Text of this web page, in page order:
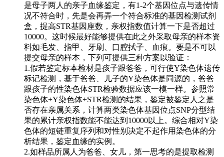
是母子两人的亲子血缘鉴定，有1-2个基因位点与遗传情
况不符合时，先是会再弄一个符合标准的基因检测试剂
盒，提高STR基因座数，亲权指数值计算一下是否超过
10000。这时候最好能够提供在此之外采取母亲的样本资
料如毛发、指甲、牙刷、口腔拭子、血痕。要是不可以
提交母亲的样本，下列可提供三种方案以验证：
1.假若鉴定标本检材是孩子跟爸爸，可行使Y染色体遗传
标记检测，基于爸爸、儿子的Y染色体是同源的，爸爸
跟孩子的性染色体STR检验数据应该一模一样。参照常
染色体+Y染色体+STR检测的结果，鉴定被鉴定人之是
否存在亲属关系，计算两类染色体基因位点SNP分型结
果的累计亲权指数能不能达到10000以上。综合相对Y染
色体的短链重复序列和对性别决定不起作用染色体的分
析结果，鉴定血缘的实例。
2.如样品所属人为爸爸、女儿，第一思考的是提取检测